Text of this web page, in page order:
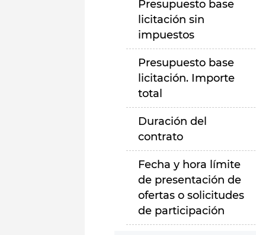
Presupuesto base
licitación sin
impuestos
Presupuesto base
licitación. Importe
total
Duración del
contrato
Fecha y hora límite
de presentación de
ofertas o solicitudes
de participación